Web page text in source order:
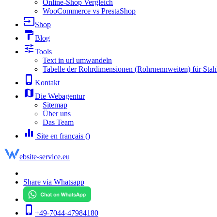
Online-Shop Vergleich
WooCommerce vs PrestaShop
inputShop
format_paintBlog
tuneTools
Text in url umwandeln
Tabelle der Rohrdimensionen (Rohrnennweiten) für
phone_iphone Kontakt
mapDie Webagentur
Sitemap
Über uns
Das Team
equalizer Site en français ()
ebsite-service.eu
Share via Whatsapp
phone_iphone +49-7044-47984180